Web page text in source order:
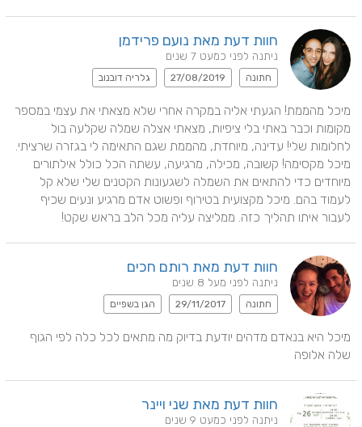
חוות דעת מאת נועם פרידמן
ניתנה לפני כמעט 7 שנים
חתונה 27/08/2019 גלריה דובנוב
לעבור איתו תהליך כזה. ממליצה עליה מכל הלב בראש שקט!
חוות דעת מאת רותם חכים
ניתנה לפני מעל 8 שנים
חתונה 29/11/2017 הגן בשפיים
שלה אלופה
חוות דעת מאת שני ויינר
ניתנה לפני כמעט 9 שנים